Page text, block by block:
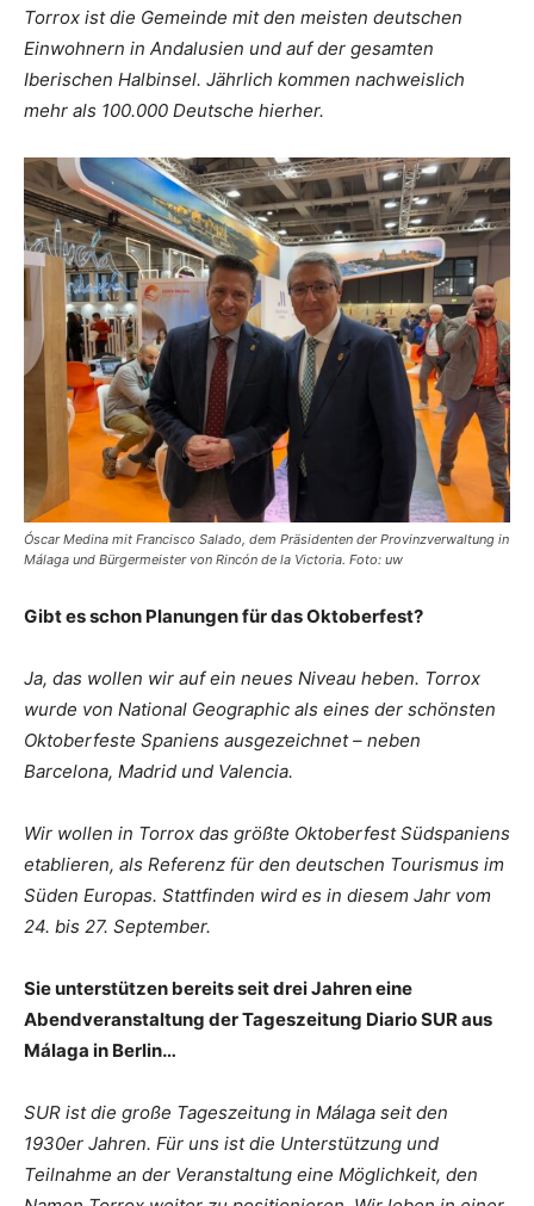
Torrox ist die Gemeinde mit den meisten deutschen
Einwohnern in Andalusien und auf der gesamten
Iberischen Halbinsel. Jährlich kommen nachweislich
mehr als 100.000 Deutsche hierher.
Óscar Medina mit Francisco Salado, dem Präsidenten der Provinzverwaltung in
Málaga und Bürgermeister von Rincón de la Victoria. Foto: uw
Gibt es schon Planungen für das Oktoberfest?
Ja, das wollen wir auf ein neues Niveau heben. Torrox
wurde von National Geographic als eines der schönsten
Oktoberfeste Spaniens ausgezeichnet – neben
Barcelona, Madrid und Valencia.
Wir wollen in Torrox das größte Oktoberfest Südspaniens
etablieren, als Referenz für den deutschen Tourismus im
Süden Europas. Stattfinden wird es in diesem Jahr vom
24. bis 27. September.
Sie unterstützen bereits seit drei Jahren eine
Abendveranstaltung der Tageszeitung Diario SUR aus
Málaga in Berlin…
SUR ist die große Tageszeitung in Málaga seit den
1930er Jahren. Für uns ist die Unterstützung und
Teilnahme an der Veranstaltung eine Möglichkeit, den